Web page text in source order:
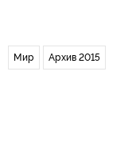
Мир Архив 2015